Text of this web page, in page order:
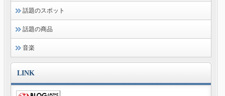
話題のスポット
話題の商品
音楽
LINK